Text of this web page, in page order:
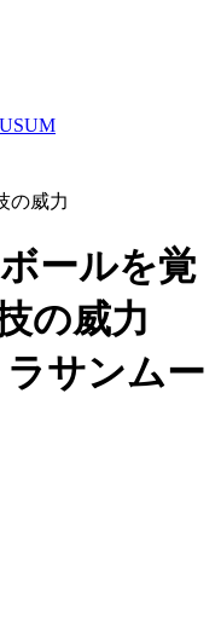
の威力
ールを覚
の威力
ラサンムー